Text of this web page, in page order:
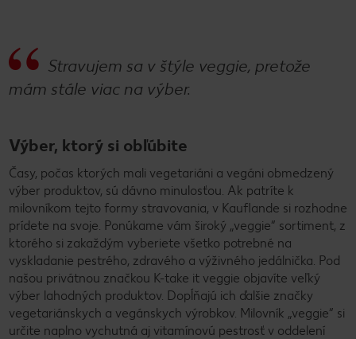
Stravujem sa v štýle veggie, pretože
mám stále viac na výber.
Výber, ktorý si obľúbite
Časy, počas ktorých mali vegetariáni a vegáni obmedzený
výber produktov, sú dávno minulosťou. Ak patríte k
milovníkom tejto formy stravovania, v Kauflande si rozhodne
prídete na svoje. Ponúkame vám široký „veggie“ sortiment, z
ktorého si zakaždým vyberiete všetko potrebné na
vyskladanie pestrého, zdravého a výživného jedálnička. Pod
našou privátnou značkou K-take it veggie objavíte veľký
výber lahodných produktov. Dopĺňajú ich ďalšie značky
vegetariánskych a vegánskych výrobkov. Milovník „veggie“ si
určite naplno vychutná aj vitamínovú pestrosť v oddelení